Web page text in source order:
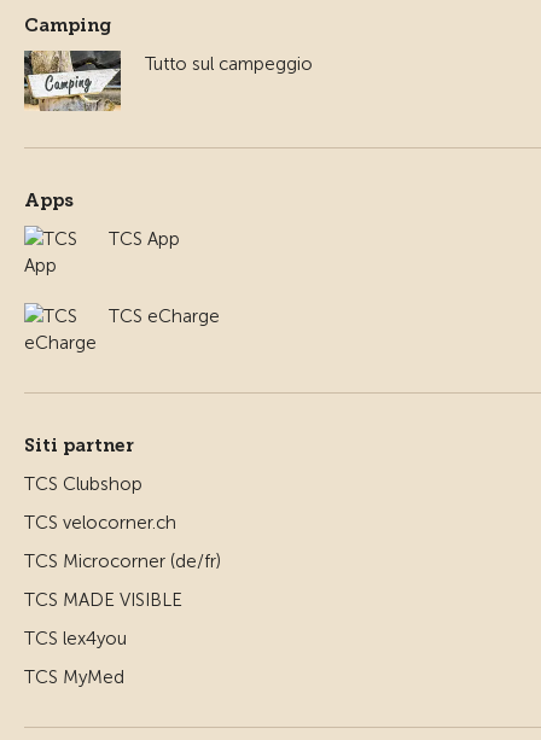
Camping
Tutto sul campeggio
Apps
TCS App
TCS eCharge
Siti partner
TCS Clubshop
TCS velocorner.ch
TCS Microcorner (de/fr)
TCS MADE VISIBLE
TCS lex4you
TCS MyMed